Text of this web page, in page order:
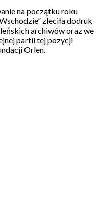
na początku roku
zleciła dodruk
archiwów oraz we
partii tej pozycji
Orlen.